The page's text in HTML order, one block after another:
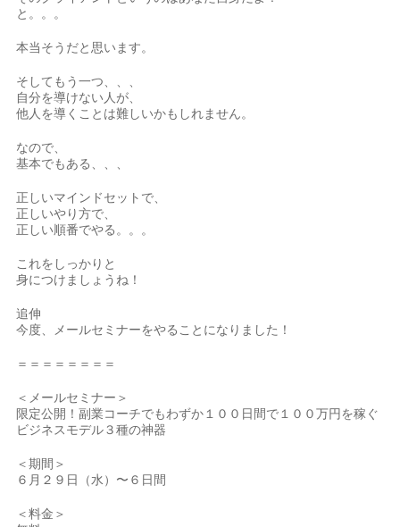
と。。。
本当そうだと思います。
そしてもう一つ、、、
自分を導けない人が、
他人を導くことは難しいかもしれません。
なので、
基本でもある、、、
正しいマインドセットで、
正しいやり方で、
正しい順番でやる。。。
これをしっかりと
身につけましょうね！
追伸
今度、メールセミナーをやることになりました！
＝＝＝＝＝＝＝＝
＜メールセミナー＞
限定公開！副業コーチでもわずか１００日間で１００万円を稼ぐ
ビジネスモデル３種の神器
＜期間＞
６月２９日（水）〜６日間
＜料金＞